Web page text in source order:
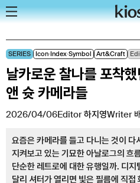
Skip
to
content
SERIES Icon∙Index∙Symbol Art&Craft
날카로운 찰나를 포착
앤 슛 카메라들
요즘은 카메라를 들고 다니는 것이
지켜보고 있는 기묘한 아날로그의 흐
단순한 레트로에 대한 유행일까. 디
달리 셔터가 열리면 빛은 필름에 직접
2026/04/06Editor하지영Writer